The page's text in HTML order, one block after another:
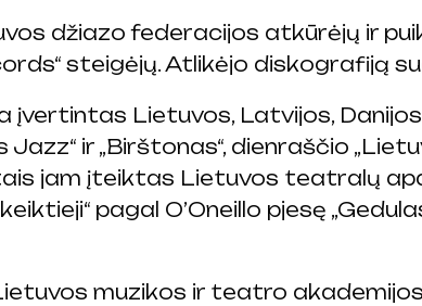
džiazo federacijos atkūrėjų ir
steigėjų. Atlikėjo diskografiją
įvertintas Lietuvos, Latvijos,
Jazz“ ir „Birštonas“, dienraščio
jam įteiktas Lietuvos teatralų
pagal O’Oneillo pjesę
muzikos ir teatro